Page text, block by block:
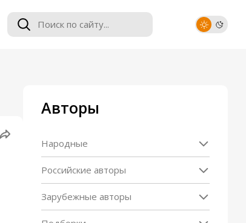
Авторы
Народные
Российские авторы
Зарубежные авторы